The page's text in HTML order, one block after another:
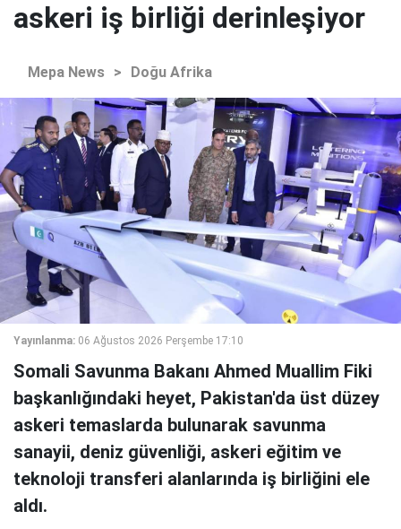
askeri iş birliği derinleşiyor
Mepa News > Doğu Afrika
Yayınlanma: 06 Ağustos 2026 Perşembe 17:10
Somali Savunma Bakanı Ahmed Muallim Fiki
başkanlığındaki heyet, Pakistan'da üst düzey
askeri temaslarda bulunarak savunma
sanayii, deniz güvenliği, askeri eğitim ve
teknoloji transferi alanlarında iş birliğini ele
aldı.